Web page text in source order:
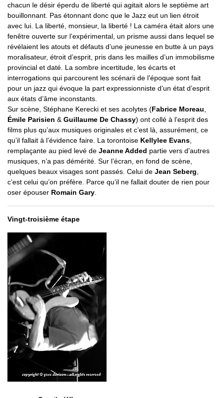
chacun le désir éperdu de liberté qui agitait alors le septième art
bouillonnant. Pas étonnant donc que le Jazz eut un lien étroit
avec lui. La liberté, monsieur, la liberté ! La caméra était alors une
fenêtre ouverte sur l’expérimental, un prisme aussi dans lequel se
révélaient les atouts et défauts d’une jeunesse en butte à un pays
moralisateur, étroit d’esprit, pris dans les mailles d’un immobilisme
provincial et daté. La sombre incertitude, les écarts et
interrogations qui parcourent les scénarii de l’époque sont fait
pour un jazz qui évoque la part expressionniste d’un état d’esprit
aux états d’âme inconstants.
Sur scène, Stéphane Kerecki et ses acolytes (Fabrice Moreau
Émile Parisien & Guillaume De Chassy) ont collé à l’esprit des
films plus qu’aux musiques originales et c’est là, assurément, ce
qu’il fallait à l’évidence faire. La torontoise Kellylee Evans
remplaçante au pied levé de Jeanne Added partie vers d’autres
musiques, n’a pas démérité. Sur l’écran, en fond de scène,
quelques beaux visages sont passés. Celui de Jean Seberg
c’est celui qu’on préfère. Parce qu’il ne fallait douter de rien pour
oser épouser Romain Gary
Vingt-troisième étape